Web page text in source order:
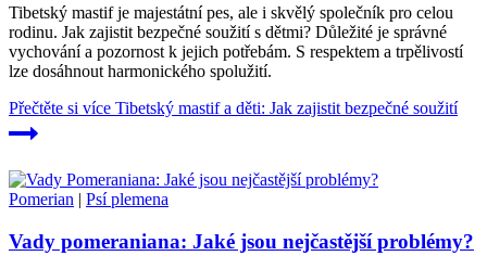
Tibetský mastif je majestátní pes, ale i skvělý společník pro celou
rodinu. Jak zajistit bezpečné soužití s dětmi? Důležité je správné
vychování a pozornost k jejich potřebám. S respektem a trpělivostí
lze dosáhnout harmonického spolužití.
Přečtěte si více Tibetský mastif a děti: Jak zajistit bezpečné soužití
Pomerian | Psí plemena
Vady pomeraniana: Jaké jsou nejčastější problémy?